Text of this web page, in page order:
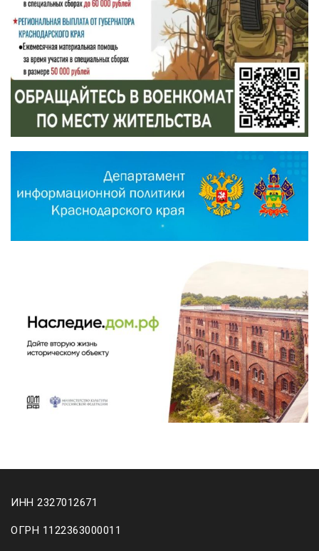
ИНН 2327012671
ОГРН 1122363000011